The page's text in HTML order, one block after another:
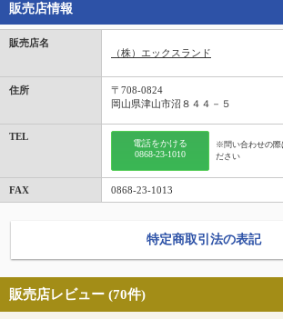
販売店情報
販売店名
（株）エックスランド
住所
〒708-0824
岡山県津山市沼８４４－５
TEL
電話をかける
0868-23-1010
※問い合わせの際
ださい
FAX 0868-23-1013
特定商取引法の表記
販売店レビュー (70件)